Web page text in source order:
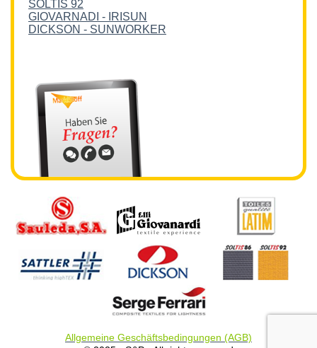
SOLTIS 92
GIOVARNADI - IRISUN
DICKSON - SUNWORKER
Allgemeine Geschäftsbedingungen (AGB)